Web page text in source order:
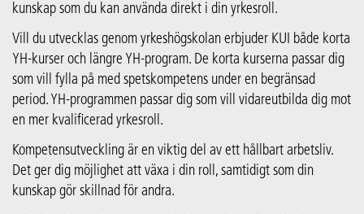
kunskap som du kan använda direkt i din yrkesroll.
Vill du utvecklas genom yrkeshögskolan erbjuder KUI både korta
YH-kurser och längre YH-program. De korta kurserna passar dig
som vill fylla på med spetskompetens under en begränsad
period. YH-programmen passar dig som vill vidareutbilda dig mot
en mer kvalificerad yrkesroll.
Kompetensutveckling är en viktig del av ett hållbart arbetsliv.
Det ger dig möjlighet att växa i din roll, samtidigt som din
kunskap gör skillnad för andra.